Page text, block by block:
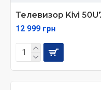
Телевизор Kivi
12 999 грн